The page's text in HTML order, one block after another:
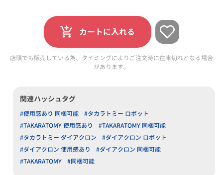
カートに入れる
店頭でも販売している為、タイミングによりご注文時に在庫切れとなる場合
があります。
関連ハッシュタグ
#使用感あり 同梱可能
#タカラトミー ロボット
#TAKARATOMY 使用感あり
#TAKARATOMY 同梱可能
#タカラトミー ダイアクロン
#ダイアクロン ロボット
#ダイアクロン 使用感あり
#ダイアクロン 同梱可能
#TAKARATOMY
#同梱可能